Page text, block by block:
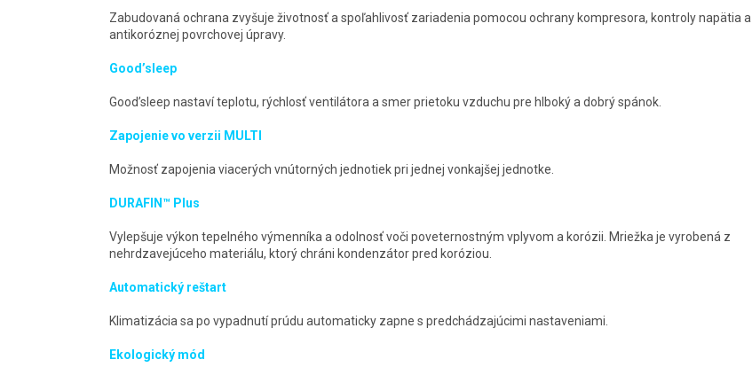
Zabudovaná ochrana zvyšuje životnosť a spoľahlivosť zariadenia pomocou ochrany kompresora, kontroly napätia a
antikoróznej povrchovej úpravy.
Good’sleep
Good’sleep nastaví teplotu, rýchlosť ventilátora a smer prietoku vzduchu pre hlboký a dobrý spánok.
Zapojenie vo verzii MULTI
Možnosť zapojenia viacerých vnútorných jednotiek pri jednej vonkajšej jednotke.
DURAFIN™ Plus
Vylepšuje výkon tepelného výmenníka a odolnosť voči poveternostným vplyvom a korózii. Mriežka je vyrobená z
nehrdzavejúceho materiálu, ktorý chráni kondenzátor pred koróziou.
Automatický reštart
Klimatizácia sa po vypadnutí prúdu automaticky zapne s predchádzajúcimi nastaveniami.
Ekologický mód